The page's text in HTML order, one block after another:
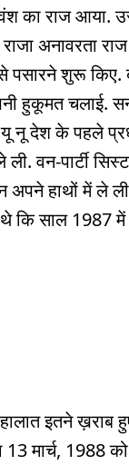
का राज आया.
अनावरता
पसारने शुरू
हुकूमत चलाई.
नू देश के पहले
ली. वन-पार्टी
अपने हाथों में ले
थे कि साल 1987
इतने ख़राब
13 मार्च, 1988